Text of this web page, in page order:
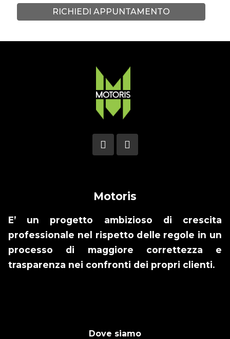
RICHIEDI APPUNTAMENTO
Motoris
E’ un progetto ambizioso di crescita
professionale nel rispetto delle regole in un
processo di maggiore correttezza e
trasparenza nei confronti dei propri clienti.
Dove siamo